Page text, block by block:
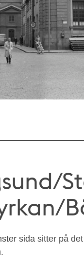
sida sitter på